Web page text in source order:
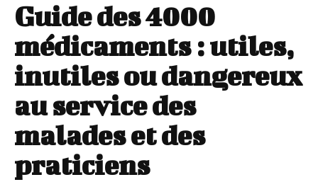
Guide des 4000
médicaments : utiles,
inutiles ou dangereux
au service des
malades et des
praticiens